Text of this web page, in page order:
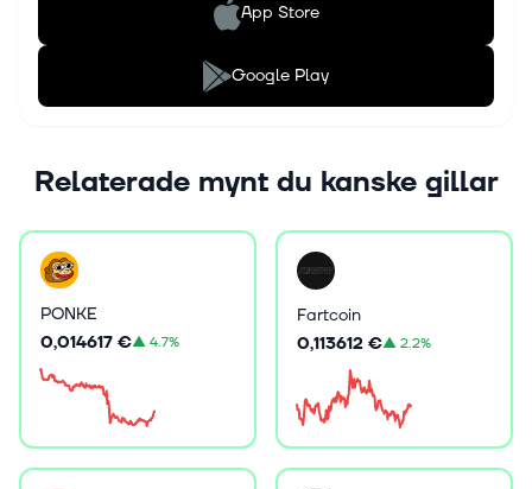
App Store
Google Play
Relaterade mynt du kanske gillar
PONKE
0,014617 €▲4.7%
Fartcoin
0,113612 €▲2.2%